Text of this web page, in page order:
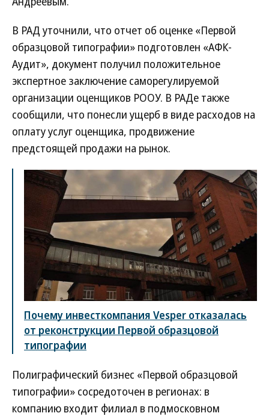
В РАД уточнили, что отчет об оценке «Первой
образцовой типографии» подготовлен «АФК-
Аудит», документ получил положительное
экспертное заключение саморегулируемой
организации оценщиков РООУ. В РАДе также
сообщили, что понесли ущерб в виде расходов на
оплату услуг оценщика, продвижение
предстоящей продажи на рынок.
Почему инвесткомпания Vesper отказалась
от реконструкции Первой образцовой
типографии
Полиграфический бизнес «Первой образцовой
типографии» сосредоточен в регионах: в
компанию входит филиал в подмосковном